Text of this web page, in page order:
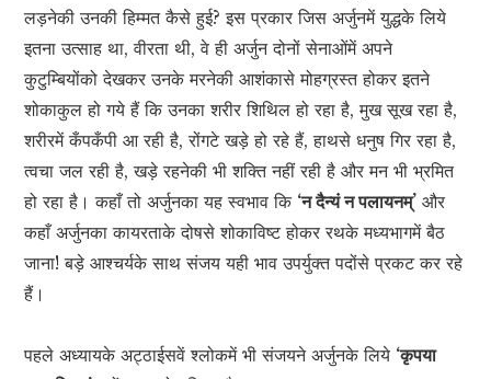
लड़नेकी उनकी हिम्मत कैसे हुई? इस प्रकार जिस अर्जुनमें युद्धके लिये
इतना उत्साह था, वीरता थी, वे ही अर्जुन दोनों सेनाओंमें अपने
कुटुम्बियोंको देखकर उनके मरनेकी आशंकासे मोहग्रस्त होकर इतने
शोकाकुल हो गये हैं कि उनका शरीर शिथिल हो रहा है, मुख सूख रहा है,
शरीरमें कँपकँपी आ रही है, रोंगटे खड़े हो रहे हैं, हाथसे धनुष गिर रहा है,
त्वचा जल रही है, खड़े रहनेकी भी शक्ति नहीं रही है और मन भी भ्रमित
हो रहा है। कहाँ तो अर्जुनका यह स्वभाव कि ‘न दैन्यं न पलायनम्’ और
कहाँ अर्जुनका कायरताके दोषसे शोकाविष्ट होकर रथके मध्यभागमें बैठ
जाना! बड़े आश्चर्यके साथ संजय यही भाव उपर्युक्त पदोंसे प्रकट कर रहे
हैं।
पहले अध्यायके अट्ठाईसवें श्लोकमें भी संजयने अर्जुनके लिये ‘कृपया